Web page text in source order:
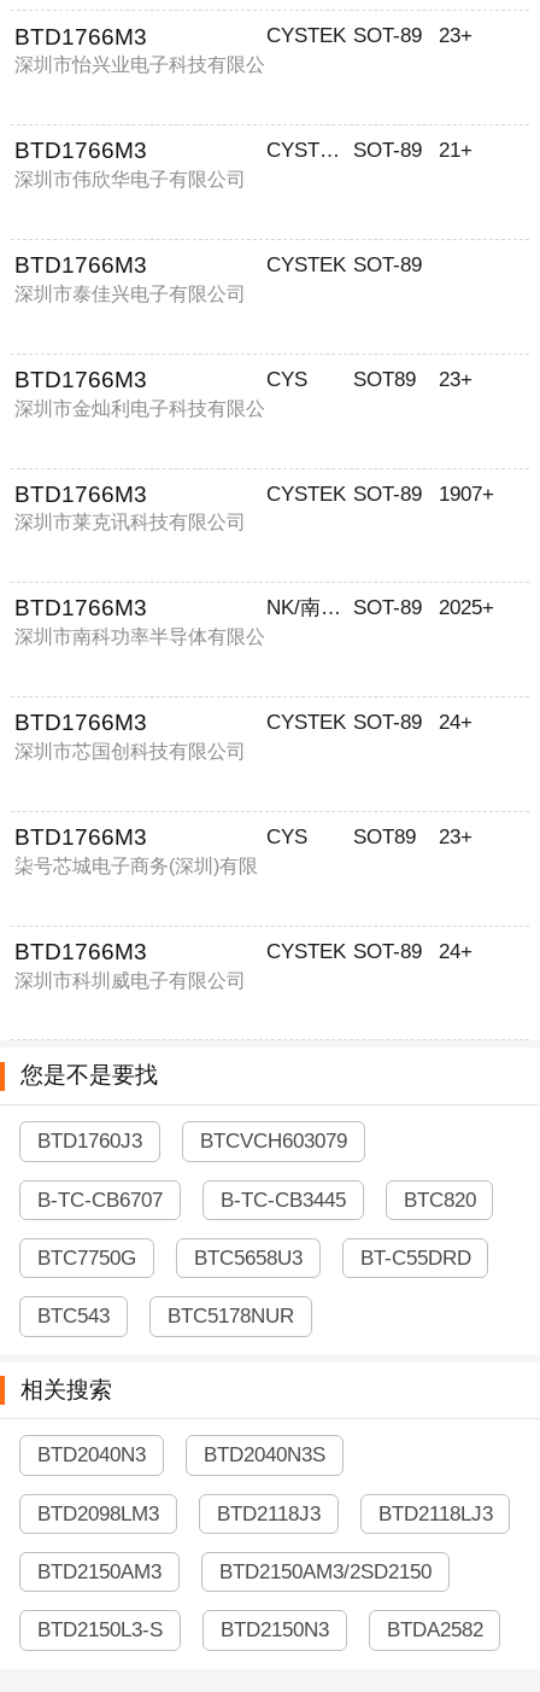
BTD1766M3
深圳市怡兴业电子科技有限公
CYSTEK SOT-89 23+
BTD1766M3
深圳市伟欣华电子有限公司
CYSTECH/全宇昕 SOT-89 21+
BTD1766M3
深圳市泰佳兴电子有限公司
CYSTEK SOT-89
BTD1766M3
深圳市金灿利电子科技有限公
CYS SOT89 23+
BTD1766M3
深圳市莱克讯科技有限公司
CYSTEK SOT-89 1907+
BTD1766M3
深圳市南科功率半导体有限公
NK/南科功率 SOT-89 2025+
BTD1766M3
深圳市芯国创科技有限公司
CYSTEK SOT-89 24+
BTD1766M3
柒号芯城电子商务(深圳)有限
CYS SOT89 23+
BTD1766M3
深圳市科圳威电子有限公司
CYSTEK SOT-89 24+
您是不是要找
BTD1760J3 BTCVCH603079
B-TC-CB6707 B-TC-CB3445 BTC820
BTC7750G BTC5658U3 BT-C55DRD
BTC543 BTC5178NUR
相关搜索
BTD2040N3 BTD2040N3S
BTD2098LM3 BTD2118J3 BTD2118LJ3
BTD2150AM3 BTD2150AM3/2SD2150
BTD2150L3-S BTD2150N3 BTDA2582